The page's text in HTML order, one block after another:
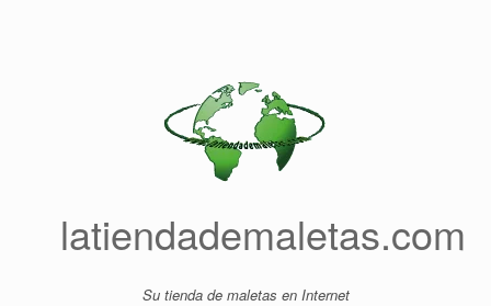
latiendademaletas.com
Su tienda de maletas en Internet